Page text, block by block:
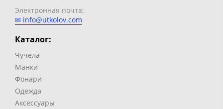
Электронная почта:
✉ info@utkolov.com
Каталог:
Чучела
Манки
Фонари
Одежда
Аксессуары